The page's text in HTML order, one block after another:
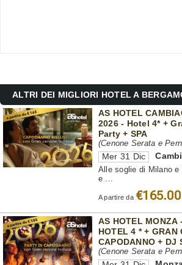
ALTRI DEI MIGLIORI HOTEL A
AS HOTEL
2026 - Hotel 4* +
Party + SPA
(Cenone Serata e
Mer 31 Dic
Alle soglie di Milano
e ...
A partire da €165.00
AS HOTEL
HOTEL 4 * + GRAN
CAPODANNO + DJ
(Cenone Serata e